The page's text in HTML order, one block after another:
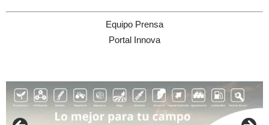
Equipo Prensa
Portal Innova